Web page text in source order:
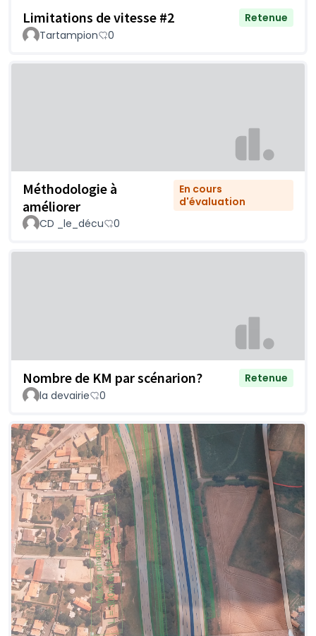
Limitations de vitesse #2
Retenue
Tartampion
0
Méthodologie à
améliorer
En cours
d'évaluation
CD _le_décu
0
Nombre de KM par scénarion?
Retenue
la devairie
0